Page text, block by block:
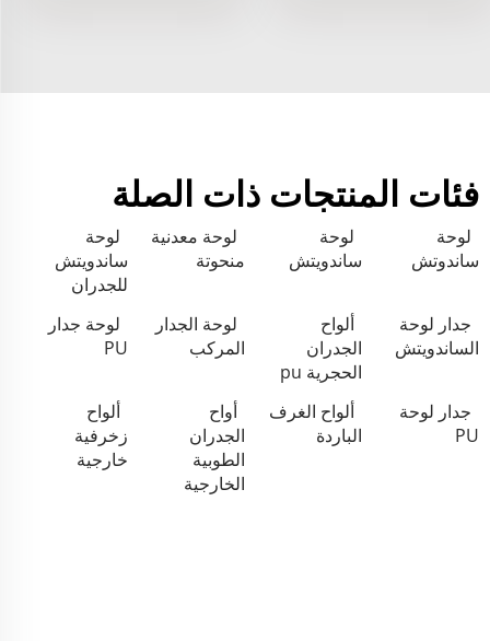
فئات المنتجات ذات الصلة
لوحة
ساندوتش
لوحة
ساندويتش
لوحة معدنية
منحوتة
لوحة
ساندويتش
للجدران
جدار لوحة
الساندويتش
ألواح
الجدران
الحجرية pu
لوحة الجدار
المركب
لوحة جدار
PU
جدار لوحة
PU
ألواح الغرف
الباردة
أواح
الجدران
الطوبية
الخارجية
ألواح
زخرفية
خارجية